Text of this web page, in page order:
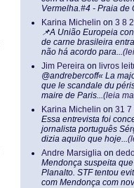
Vermelha.#4 - Praia de
Karina Michelin on 3 8
📌A União Europeia
de carne brasileira
não há acordo para...
Jim Pereira on livros
@andrebercoff« La
que le scandale du
maire de Paris...(leia
Karina Michelin on 31 7
Essa entrevista foi
jornalista português
dizia aquilo que hoje...
Andre Marsiglia on
Mendonça suspeita
Planalto. STF tentou
com Mendonça com